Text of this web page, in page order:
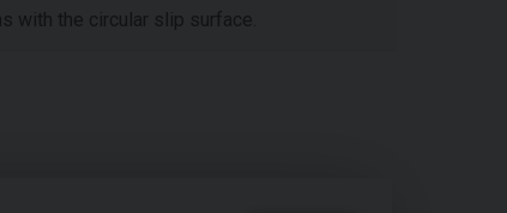
with the circular slip surface.